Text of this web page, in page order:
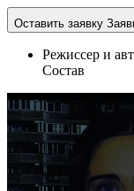
Оставить заявку
Режиссер и
Состав